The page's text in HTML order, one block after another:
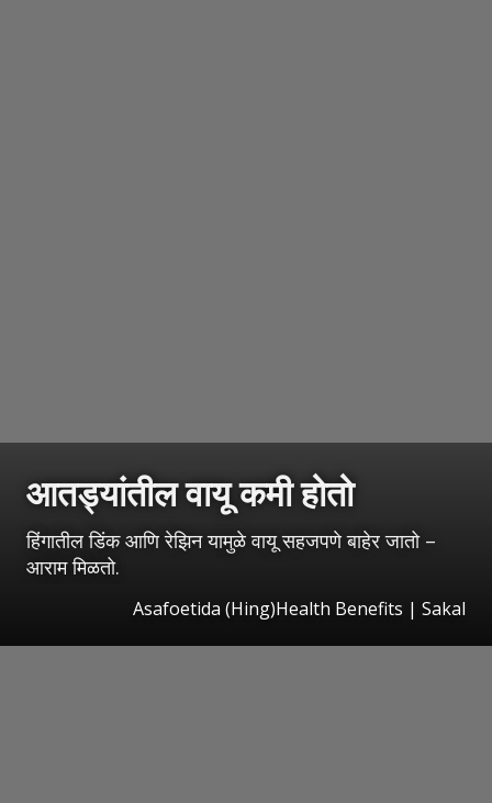
आतड्यांतील वायू कमी होतो
हिंगातील डिंक आणि रेझिन यामुळे वायू सहजपणे बाहेर जातो –
आराम मिळतो.
Asafoetida (Hing)Health Benefits | Sakal